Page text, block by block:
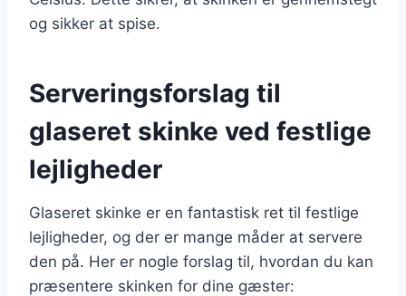
og sikker at spise.
Serveringsforslag til
glaseret skinke ved festlige
lejligheder
Glaseret skinke er en fantastisk ret til festlige
lejligheder, og der er mange måder at servere
den på. Her er nogle forslag til, hvordan du kan
præsentere skinken for dine gæster: